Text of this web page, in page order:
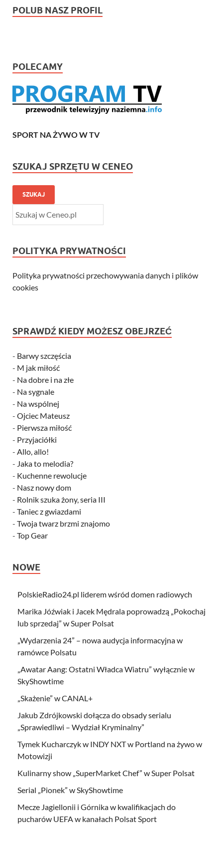
POLUB NASZ PROFIL
POLECAMY
SPORT NA ŻYWO W TV
SZUKAJ SPRZĘTU W CENEO
SZUKAJ
POLITYKA PRYWATNOŚCI
Polityka prywatności przechowywania danych i plików
cookies
SPRAWDŹ KIEDY MOŻESZ OBEJRZEĆ
- Barwy szczęścia
- M jak miłość
- Na dobre i na złe
- Na sygnale
- Na wspólnej
- Ojciec Mateusz
- Pierwsza miłość
- Przyjaciółki
- Allo, allo!
- Jaka to melodia?
- Kuchenne rewolucje
- Nasz nowy dom
- Rolnik szuka żony, seria III
- Taniec z gwiazdami
- Twoja twarz brzmi znajomo
- Top Gear
NOWE
PolskieRadio24.pl liderem wśród domen radiowych
Marika Jóźwiak i Jacek Mędrala poprowadzą „Pokochaj
lub sprzedaj” w Super Polsat
„Wydarzenia 24” – nowa audycja informacyjna w
ramówce Polsatu
„Awatar Aang: Ostatni Władca Wiatru” wyłącznie w
SkyShowtime
„Skażenie” w CANAL+
Jakub Zdrójkowski dołącza do obsady serialu
„Sprawiedliwi – Wydział Kryminalny”
Tymek Kucharczyk w INDY NXT w Portland na żywo w
Motowizji
Kulinarny show „SuperMarket Chef” w Super Polsat
Serial „Pionek” w SkyShowtime
Mecze Jagiellonii i Górnika w kwalifikacjach do
pucharów UEFA w kanałach Polsat Sport